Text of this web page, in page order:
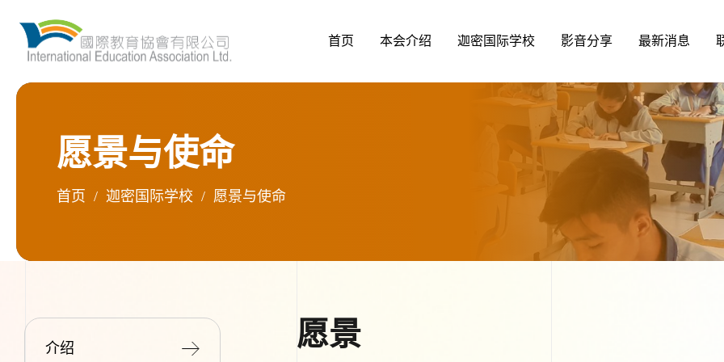
首页 本会介绍 迦密国际学校 影音分享 最新消息
愿景与使命
首页 / 迦密国际学校 / 愿景与使命
介绍 愿景